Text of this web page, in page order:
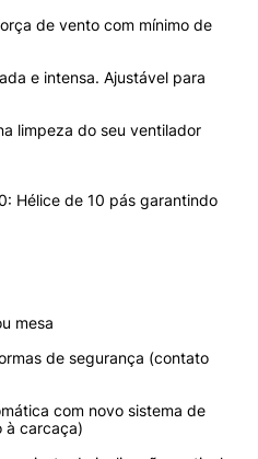
de vento com mínimo de
e intensa. Ajustável para
limpeza do seu ventilador
mesa
à carcaça)